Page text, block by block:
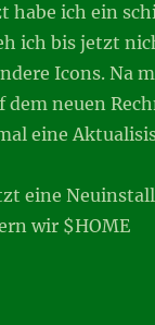
habe ich ein
ich bis jetzt
Icons. Na
neuen
eine
eine
wir $HOME